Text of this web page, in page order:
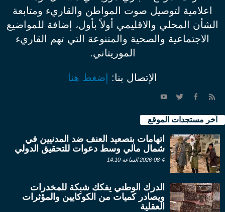
اعلامية لتوصيل صوت المواطن والقاريء ومتابعة
الشأن المحلي والاقليمي أولاً بأول، إضافة للمواضيع
الاجتماعية والصحية والمتنوعة التي تهم القاريء
الموريتاني.
الإتصال بنا: إضغط هنا
آخر مستجدات الموقع
اتهامات بتصعيد العنف ضد المدنيين في
شمال مالي وسط دعوات للتحقيق الدولي
2026-08-4 الساعة 14:10
الدرك الوطني يفكك شبكة للمخدرات
ويصادر كميات من الكوكايين والمؤثرات
العقلية